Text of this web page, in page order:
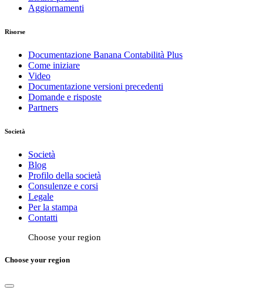
Aggiornamenti
Risorse
Documentazione Banana Contabilità Plus
Come iniziare
Video
Documentazione versioni precedenti
Domande e risposte
Partners
Società
Società
Blog
Profilo della società
Consulenze e corsi
Legale
Per la stampa
Contatti
Choose your region
Choose your region